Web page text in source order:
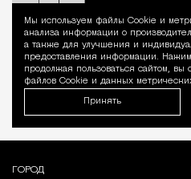
Мы используем файлы Сookie и
анализа информации о
а также для улучшения и
предоставления информации.
продолжая пользоваться сайтом, вы
файлов Cookie и данных
Принять
ГОРОД